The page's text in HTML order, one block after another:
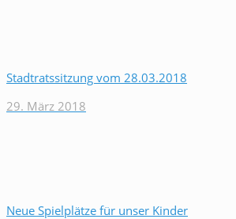
Stadtratssitzung vom 28.03.2018
29. März 2018
Neue Spielplätze für unser Kinder